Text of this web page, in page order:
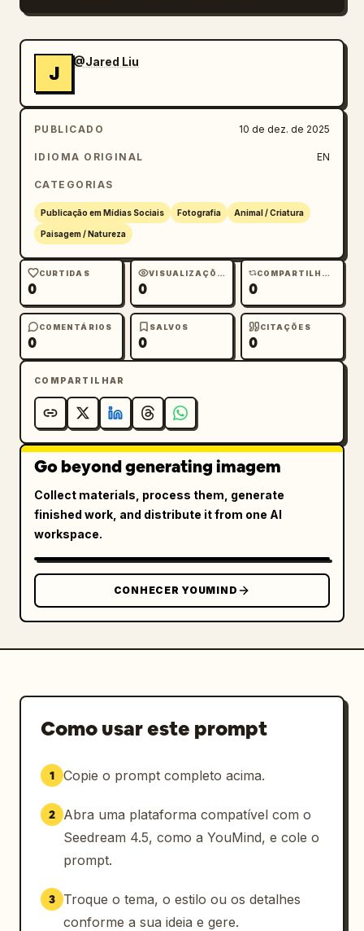
J
@Jared Liu
PUBLICADO 10 de dez. de 2025
IDIOMA ORIGINAL EN
CATEGORIAS
Publicação em Mídias Sociais Fotografia Animal / Criatura
Paisagem / Natureza
CURTIDAS
0
VISUALIZAÇÕES
0
COMPARTILHAMENTOS
0
COMENTÁRIOS
0
SALVOS
0
CITAÇÕES
0
COMPARTILHAR
Go beyond generating imagem
Collect materials, process them, generate
finished work, and distribute it from one AI
workspace.
CONHECER YOUMIND
Como usar este prompt
1 Copie o prompt completo acima.
2
Abra uma plataforma compatível com o
Seedream 4.5, como a YouMind, e cole o
prompt.
3
Troque o tema, o estilo ou os detalhes
conforme a sua ideia e gere.